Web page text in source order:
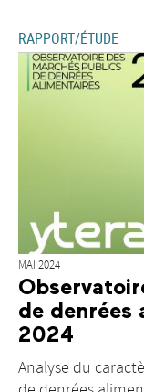
RAPPORT/ÉTUDE
MAI 2024
de denrées
2024
Analyse du